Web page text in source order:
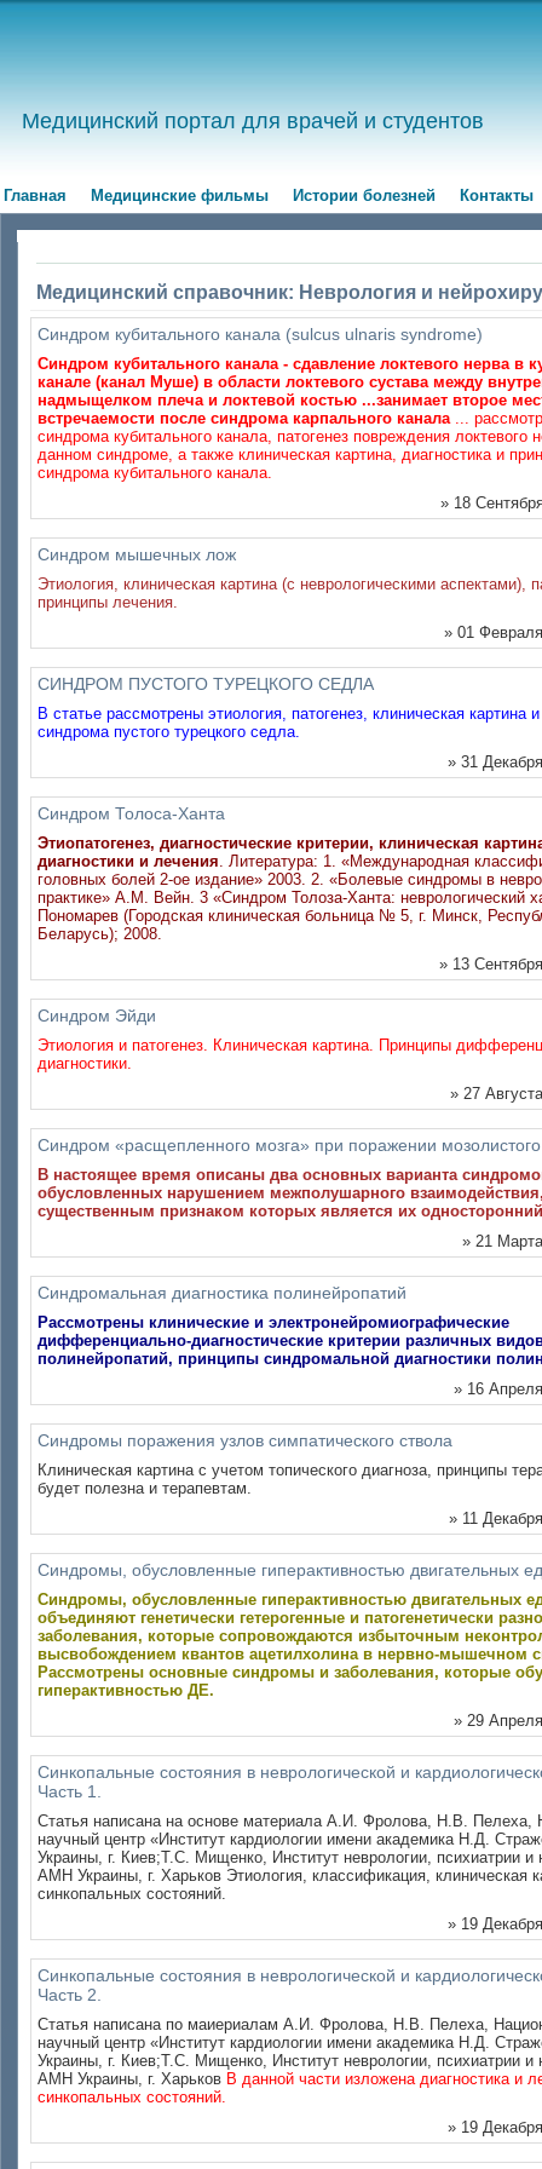
Медицинский портал для врачей и студентов
Главная Медицинские фильмы Истории болезней Контакты
Медицинский справочник: Неврология и
Синдром кубитального канала (sulcus ulnaris syndrome)
Синдром кубитального канала - сдавление локтевого нерва в
канале (канал Муше) в области локтевого сустава между
надмыщелком плеча и локтевой костью ...занимает второе
встречаемости после синдрома карпального канала ...
синдрома кубитального канала, патогенез повреждения локтевого
данном синдроме, а также клиническая картина, диагностика и
синдрома кубитального канала.
» 18
Синдром мышечных лож
Этиология, клиническая картина (с неврологическими аспектами),
принципы лечения.
» 01
СИНДРОМ ПУСТОГО ТУРЕЦКОГО СЕДЛА
В статье рассмотрены этиология, патогенез, клиническая картина
синдрома пустого турецкого седла.
» 31
Синдром Толоса-Ханта
Этиопатогенез, диагностические критерии, клиническая
диагностики и лечения. Литература: 1. «Международная
головных болей 2-ое издание» 2003. 2. «Болевые синдромы в
практике» А.М. Вейн. 3 «Синдром Толоза-Ханта: неврологический
Пономарев (Городская клиническая больница № 5, г. Минск,
Беларусь); 2008.
» 13
Синдром Эйди
Этиология и патогенез. Клиническая картина. Принципы
диагностики.
» 27
Синдром «расщепленного мозга» при поражении
В настоящее время описаны два основных варианта
обусловленных нарушением межполушарного
существенным признаком которых является их
» 21
Синдромальная диагностика полинейропатий
Рассмотрены клинические и электронейромиографические
дифференциально-диагностические критерии различных
полинейропатий, принципы синдромальной диагностики
» 16
Синдромы поражения узлов симпатического ствола
Клиническая картина с учетом топического диагноза, принципы
будет полезна и терапевтам.
» 11
Синдромы, обусловленные гиперактивностью двигательных
Синдромы, обусловленные гиперактивностью двигательных
объединяют генетически гетерогенные и патогенетически
заболевания, которые сопровождаются избыточным
высвобождением квантов ацетилхолина в нервно-мышечном
Рассмотрены основные синдромы и заболевания, которые
гиперактивностью ДЕ.
» 29
Синкопальные состояния в неврологической и
Часть 1.
Статья написана на основе материала А.И. Фролова, Н.В. Пелеха,
научный центр «Институт кардиологии имени академика Н.Д.
Украины, г. Киев;Т.С. Мищенко, Институт неврологии, психиатрии и
АМН Украины, г. Харьков Этиология, классификация, клиническая
синкопальных состояний.
» 19
Синкопальные состояния в неврологической и
Часть 2.
Статья написана по маиериалам А.И. Фролова, Н.В. Пелеха,
научный центр «Институт кардиологии имени академика Н.Д.
Украины, г. Киев;Т.С. Мищенко, Институт неврологии, психиатрии и
АМН Украины, г. Харьков В данной части изложена диагностика и
синкопальных состояний.
» 19